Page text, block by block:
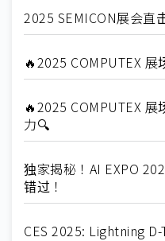
2025 SEMICON展会直
🔥2025 COMPUTEX 展
🔥2025 COMPUTEX
力🔍
独家揭秘！AI EXPO
错过！
CES 2025: Lightning D-